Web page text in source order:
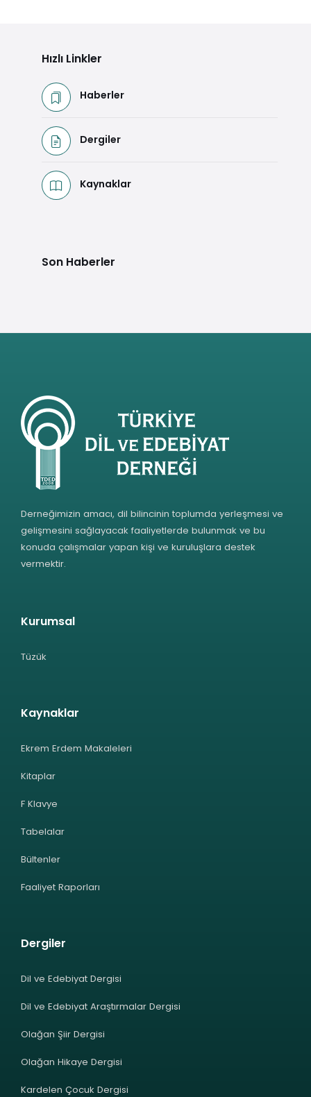
Hızlı Linkler
Haberler
Dergiler
Kaynaklar
Son Haberler
Derneğimizin amacı, dil bilincinin toplumda yerleşmesi ve
gelişmesini sağlayacak faaliyetlerde bulunmak ve bu
konuda çalışmalar yapan kişi ve kuruluşlara destek
vermektir.
Kurumsal
Tüzük
Kaynaklar
Ekrem Erdem Makaleleri
Kitaplar
F Klavye
Tabelalar
Bültenler
Faaliyet Raporları
Dergiler
Dil ve Edebiyat Dergisi
Dil ve Edebiyat Araştırmalar Dergisi
Olağan Şiir Dergisi
Olağan Hikaye Dergisi
Kardelen Çocuk Dergisi